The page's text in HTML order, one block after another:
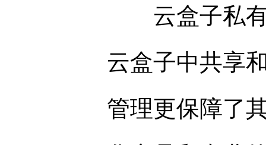
云盒子私有
云盒子中共享
管理更保障了